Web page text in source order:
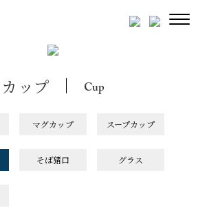
カップ Cup
マグカップ スープカップ
そば猪口 グラス